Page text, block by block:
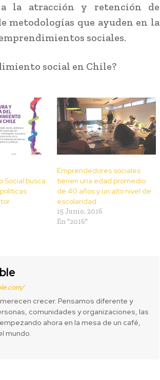
la atracción y retención de
metodologías que ayuden en la
sociales.
social en Chile?
Social busca
Emprendedores sociales
tienen una edad promedio
de 40 años y un alto nivel de
escolaridad
15 Junio, 2016
En "2016"
crecer. Pensamos diferente y
comunidades y organizaciones, las
ahora en la mesa de un café,
mundo.